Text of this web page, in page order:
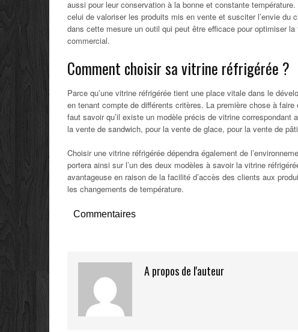
aussi pour leur conservation à la bonne et constante
celui de valoriser les produits mis en vente et susciter l’envie
dans cette mesure un outil qui peut être efficace pour optimiser
commercial.
Comment choisir sa vitrine réfrigérée ?
Parce qu’une vitrine réfrigérée tient une place vitale dans le
en tenant compte de différents critères. La première chose à
faut savoir qu’il existe un modèle précis de vitrine
la vente de sandwich, pour la vente de glace, pour la vente de
Choisir une vitrine réfrigérée dépendra également de
portera ainsi sur l’un des deux modèles à savoir la vitrine
avantageuse en raison de la facilité d’accès des clients aux
les changements de température.
Commentaires
A propos de l'auteur